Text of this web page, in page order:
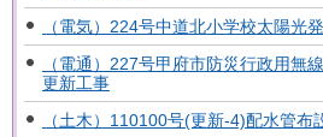
（電気）224号中道北小学校太陽光
（電通）227号甲府市防災行政用無
更新工事
（土木）110100号(更新-4)配水管布